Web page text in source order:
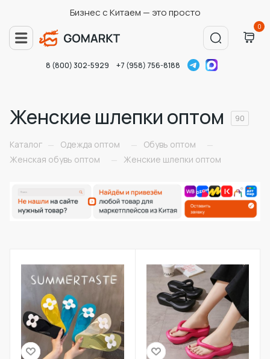
Бизнес с Китаем — это просто
0
8 (800) 302-5929 +7 (958) 756-8188
Женские шлепки оптом 90
Каталог — Одежда оптом — Обувь оптом
—
Женская обувь оптом
— Женские шлепки оптом